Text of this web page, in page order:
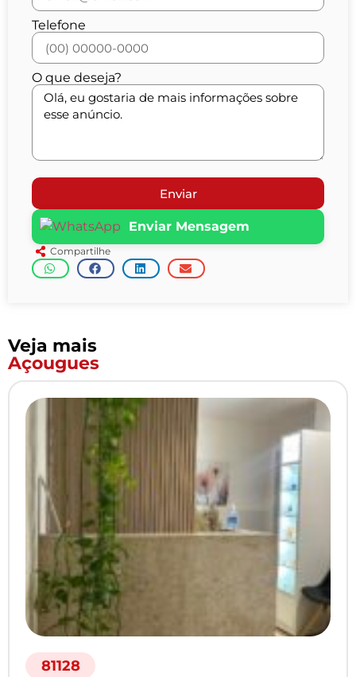
Telefone
O que deseja?
Enviar
Enviar Mensagem
Compartilhe
Veja mais
Açougues
81128